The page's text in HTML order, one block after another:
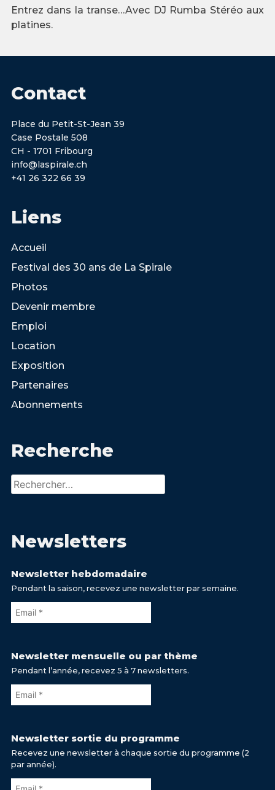
Entrez dans la transe…Avec DJ Rumba Stéréo aux
platines.
Contact
Place du Petit-St-Jean 39
Case Postale 508
CH - 1701 Fribourg
info@laspirale.ch
+41 26 322 66 39
Liens
Accueil
Festival des 30 ans de La Spirale
Photos
Devenir membre
Emploi
Location
Exposition
Partenaires
Abonnements
Recherche
Rechercher :
Newsletters
Newsletter hebdomadaire
Pendant la saison, recevez une newsletter par semaine.
Newsletter mensuelle ou par thème
Pendant l’année, recevez 5 à 7 newsletters.
Newsletter sortie du programme
Recevez une newsletter à chaque sortie du programme (2
par année).